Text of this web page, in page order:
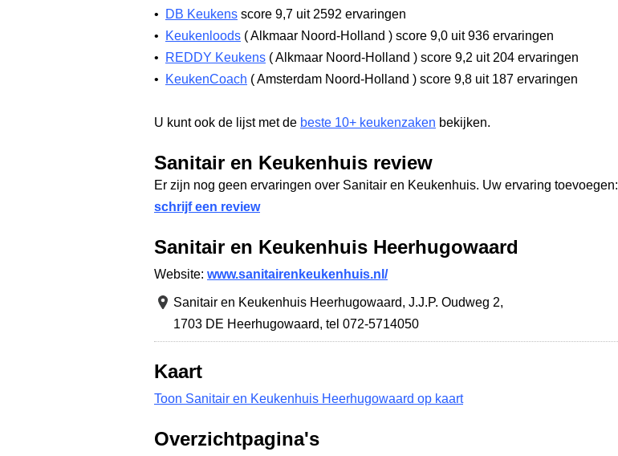
•
DB Keukens score 9,7 uit 2592 ervaringen
•
Keukenloods (Alkmaar Noord-Holland ) score 9,0 uit 936 ervaringen
•
REDDY Keukens (Alkmaar Noord-Holland ) score 9,2 uit 204 ervaringen
•
KeukenCoach (Amsterdam Noord-Holland ) score 9,8 uit 187 ervaringen
U kunt ook de lijst met de beste 10+ keukenzaken bekijken.
Sanitair en Keukenhuis review
Er zijn nog geen ervaringen over Sanitair en Keukenhuis. Uw ervaring toevoegen:
schrijf een review
Sanitair en Keukenhuis Heerhugowaard
Website: www.sanitairenkeukenhuis.nl/
Sanitair en Keukenhuis Heerhugowaard, J.J.P. Oudweg 2,
1703 DE Heerhugowaard, tel 072-5714050
Kaart
Toon Sanitair en Keukenhuis Heerhugowaard op kaart
Overzichtpagina's